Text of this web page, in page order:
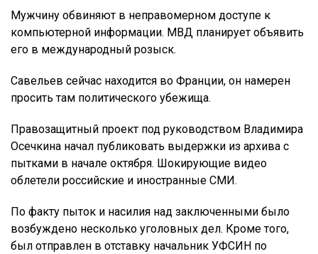
Мужчину обвиняют в неправомерном доступе к
компьютерной информации. МВД планирует объявить
его в международный розыск.
Савельев сейчас находится во Франции, он намерен
просить там политического убежища.
Правозащитный проект под руководством Владимира
Осечкина начал публиковать выдержки из архива с
пытками в начале октября. Шокирующие видео
облетели российские и иностранные СМИ.
По факту пыток и насилия над заключенными было
возбуждено несколько уголовных дел. Кроме того,
был отправлен в отставку начальник УФСИН по